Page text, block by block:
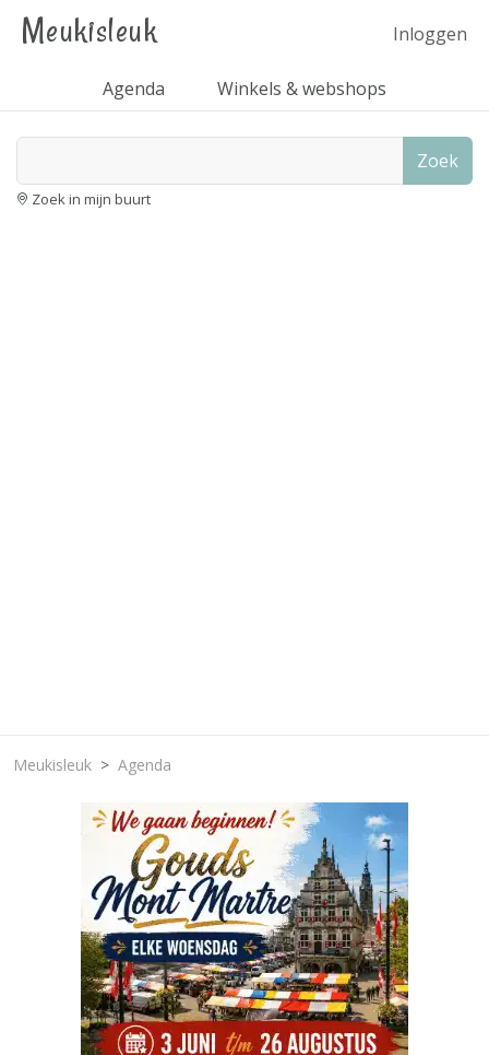
Meukisleuk Inloggen
Agenda Winkels & webshops
Zoek
Zoek in mijn buurt
Meukisleuk Agenda